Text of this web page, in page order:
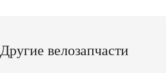
Другие велозапчасти